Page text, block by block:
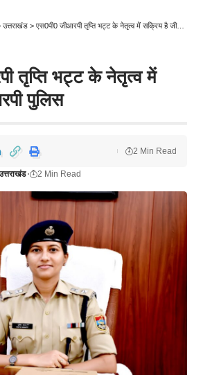
उत्तराखंड > एस0पी0 जीआरपी तृप्ति भट्ट के नेतृत्व में सक्रिय है जीआरपी पुलिस
तृप्ति भट्ट के नेतृत्व में
पुलिस
2 Min Read
2 Min Read